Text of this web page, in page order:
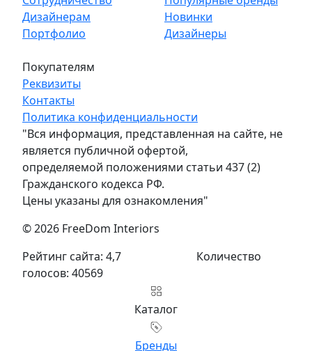
Дизайнерам
Портфолио
Новинки
Дизайнеры
Покупателям
Реквизиты
Контакты
Политика конфиденциальности
"Вся информация, представленная на сайте, не
является публичной офертой,
определяемой положениями статьи 437 (2)
Гражданского кодекса РФ.
Цены указаны для ознакомления"
© 2026 FreeDom Interiors
Рейтинг сайта: 4,7
Количество
голосов: 40569
Каталог
Бренды